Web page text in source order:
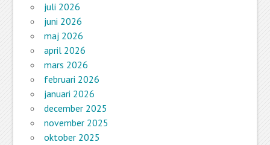
juli 2026
juni 2026
maj 2026
april 2026
mars 2026
februari 2026
januari 2026
december 2025
november 2025
oktober 2025